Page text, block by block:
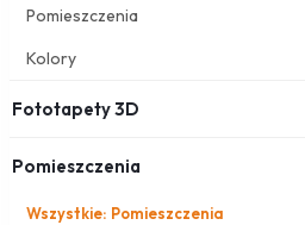
Pomieszczenia
Kolory
Fototapety 3D
Pomieszczenia
Wszystkie: Pomieszczenia